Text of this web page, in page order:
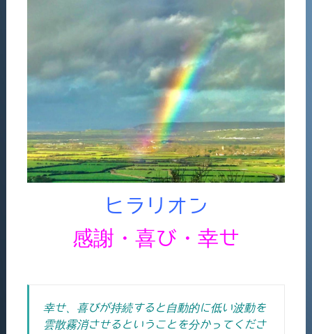
ヒラリオン
感謝・喜び・幸せ
幸せ、喜びが持続すると自動的に低い波動を
雲散霧消させるということを分かってくださ